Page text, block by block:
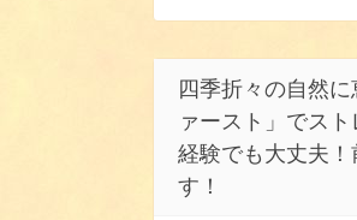
四季折々の自然
ァースト」でス
経験でも大丈夫
す！